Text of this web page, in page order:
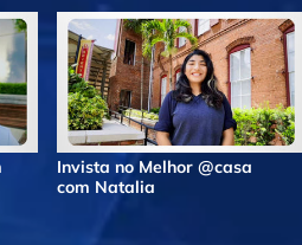
Invista no Melhor @casa
com Natalia